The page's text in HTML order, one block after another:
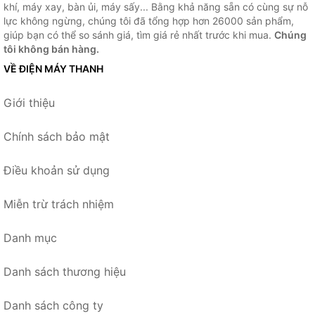
khí, máy xay, bàn ủi, máy sấy... Bằng khả năng sẵn có cùng sự nỗ
lực không ngừng, chúng tôi đã tổng hợp hơn 26000 sản phẩm,
giúp bạn có thể so sánh giá, tìm giá rẻ nhất trước khi mua. Chúng
tôi không bán hàng.
VỀ ĐIỆN MÁY THANH
Giới thiệu
Chính sách bảo mật
Điều khoản sử dụng
Miễn trừ trách nhiệm
Danh mục
Danh sách thương hiệu
Danh sách công ty